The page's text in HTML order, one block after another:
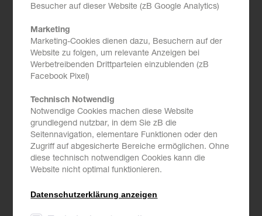
Zielgruppe
Projektleiter:innen
Projektmitarbeiter:innen
Führungskräfte
Dauer
Besucher auf dieser Website (zB Google Analytics)
Marketing
Marketing-Cookies dienen dazu, Besuchern auf der
Website zu folgen, um relevante Anzeigen bei
Werbetreibenden Drittparteien einzublenden (zB
Facebook Pixel)
Technisch Notwendig
Notwendige Cookies machen diese Website
grundlegend nutzbar, in dem Sie zB die
Seitennavigation, elementare Funktionen oder den
Zugriff auf abgesicherte Bereiche ermöglichen. Ohne
diese technisch notwendigen Cookies kann die
Website nicht optimal funktionieren.
Datenschutzerklärung anzeigen